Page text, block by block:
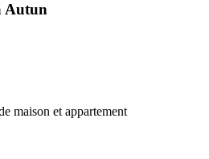
Autun
maison et appartement